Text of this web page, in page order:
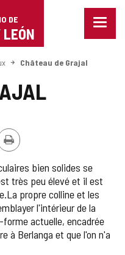
DE
Menu
Château de Grajal
Imprimer
bien solides se
très peu élevé et il est
propre colline et les
l'intérieur de la
actuelle, encadrée
à Berlanga et que l'on n'a